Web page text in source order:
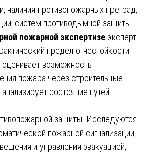
наличия противопожарных преград,
систем противодымной защиты.
пожарной экспертизе эксперт
предел огнестойкости
оценивает возможность
пожара через строительные
состояние путей
защиты. Исследуются
пожарной сигнализации,
и управления эвакуацией,